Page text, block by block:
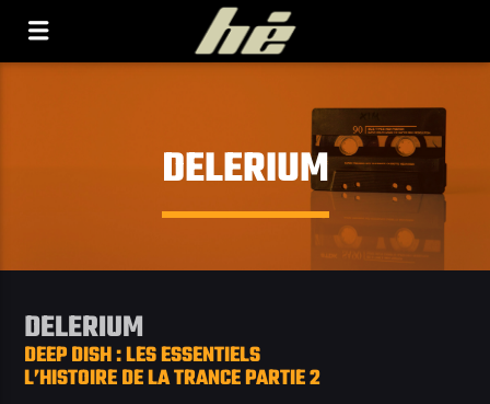
DELERIUM
DELERIUM
DEEP DISH : LES ESSENTIELS
L’HISTOIRE DE LA TRANCE PARTIE 2